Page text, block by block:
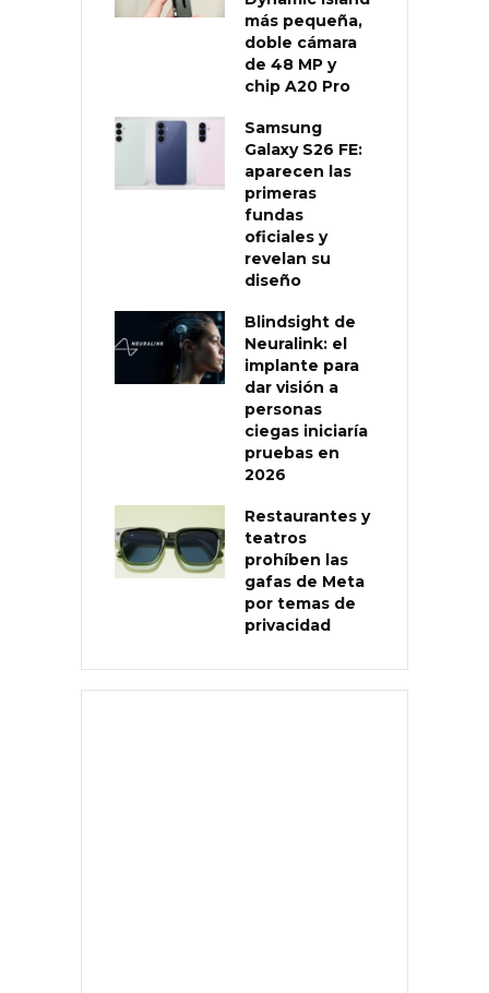
más pequeña,
doble cámara
de 48 MP y
chip A20 Pro
Samsung
Galaxy S26 FE:
aparecen las
primeras
fundas
oficiales y
revelan su
diseño
Blindsight de
Neuralink: el
implante para
dar visión a
personas
ciegas iniciaría
pruebas en
2026
Restaurantes y
teatros
prohíben las
gafas de Meta
por temas de
privacidad